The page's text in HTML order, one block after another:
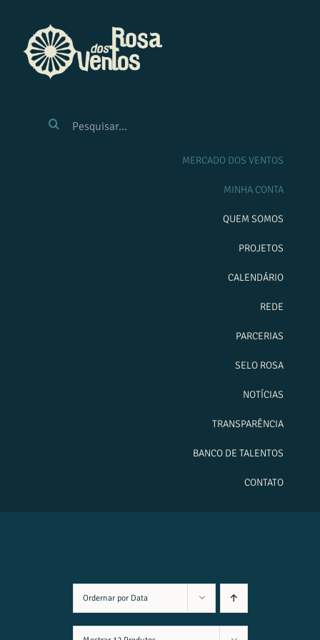
conteúdo
RESULTADOS
MERCADO DOS VENTOS
MINHA CONTA
QUEM SOMOS
PROJETOS
CALENDÁRIO
REDE
PARCERIAS
SELO ROSA
NOTÍCIAS
TRANSPARÊNCIA
BANCO DE TALENTOS
CONTATO
Ordernar por Data